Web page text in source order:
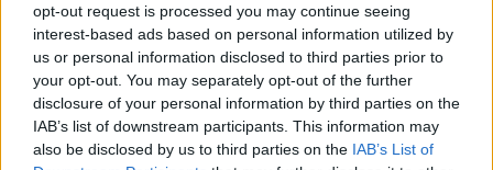
opt-out request is processed you may continue seeing
interest-based ads based on personal information utilized by
us or personal information disclosed to third parties prior to
your opt-out. You may separately opt-out of the further
disclosure of your personal information by third parties on the
IAB’s list of downstream participants. This information may
also be disclosed by us to third parties on the IAB’s List of
gyakran csalódásként élik meg, ha a nő "csak" csiklói
orgazmussal rendelkezik. S mivel emiatt szorong,
így a teljes együttlét elveszti örömszerző jellegét. Az
a nő, aki egyedül pár perc alatt képes eljutni a
csúcsra, de párjával akár egy óra alatt sem tud, azt
félelmei, komplexusai, bizonytalansága,